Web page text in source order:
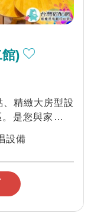
)
精緻大房型設
是您與家人旅
設備